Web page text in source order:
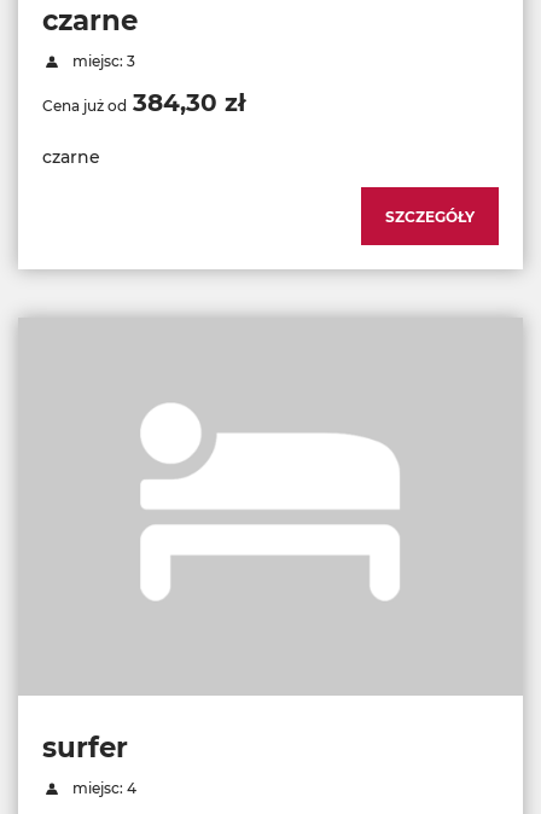
czarne
miejsc: 3
Cena już od 384,30 zł
czarne
SZCZEGÓŁY
surfer
miejsc: 4